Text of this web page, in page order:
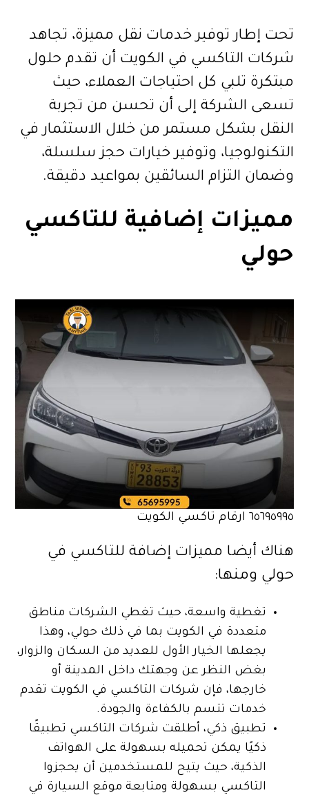
تحت إطار توفير خدمات نقل مميزة، تجاهد
شركات التاكسي في الكويت أن تقدم حلول
مبتكرة تلبي كل احتياجات العملاء، حيث
تسعى الشركة إلى أن تحسن من تجربة
النقل بشكل مستمر من خلال الاستثمار في
التكنولوجيا، وتوفير خيارات حجز سلسلة،
وضمان التزام السائقين بمواعيد دقيقة.
مميزات إضافية للتاكسي
حولي
٦٥٦٩٥٩٩٥ ارقام تاكسي الكويت
هناك أيضا مميزات إضافة للتاكسي في
حولي ومنها:
تغطية واسعة، حيث تغطي الشركات مناطق
متعددة في الكويت بما في ذلك حولي، وهذا
يجعلها الخيار الأول للعديد من السكان والزوار،
بغض النظر عن وجهتك داخل المدينة أو
خارجها، فإن شركات التاكسي في الكويت تقدم
خدمات تتسم بالكفاءة والجودة.
تطبيق ذكي، أطلقت شركات التاكسي تطبيقًا
ذكيًا يمكن تحميله بسهولة على الهواتف
الذكية، حيث يتيح للمستخدمين أن يحجزوا
التاكسي بسهولة ومتابعة موقع السيارة في